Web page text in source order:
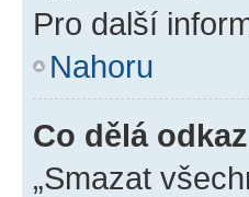
Pro další
Nahoru
Co dělá
„Smazat